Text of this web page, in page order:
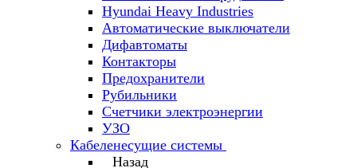
Hyundai Heavy Industries
Автоматические выключатели
Дифавтоматы
Контакторы
Предохранители
Рубильники
Счетчики электроэнергии
УЗО
Кабеленесущие системы
Назад